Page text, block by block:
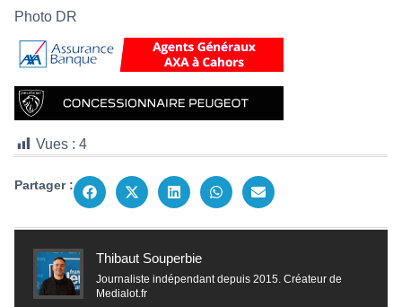
Photo DR
Vues : 4
Partager :
Thibaut Souperbie
Journaliste indépendant depuis 2015. Créateur de
Medialot.fr